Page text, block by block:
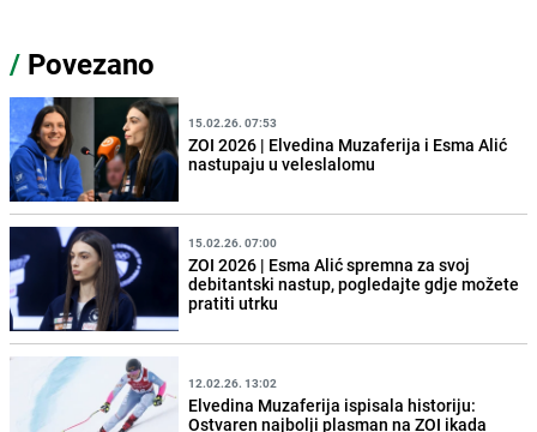
/ Povezano
15.02.26. 07:53
ZOI 2026 | Elvedina Muzaferija i Esma Alić
nastupaju u veleslalomu
15.02.26. 07:00
ZOI 2026 | Esma Alić spremna za svoj
debitantski nastup, pogledajte gdje možete
pratiti utrku
12.02.26. 13:02
Elvedina Muzaferija ispisala historiju:
Ostvaren najbolji plasman na ZOI ikada